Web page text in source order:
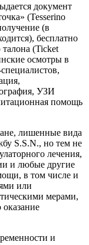
документ
(Tesserino
(в
бесплатно
(Ticket
осмотры в
УЗИ
помощь
лишенные вида
S.S.N., но тем не
лечения,
и любые другие
в том числе и
или
мерами,
и